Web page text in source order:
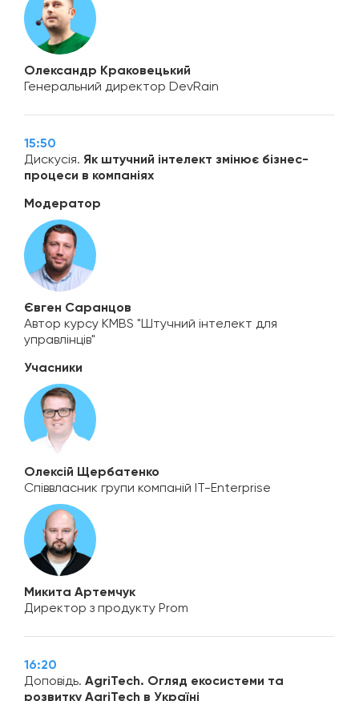
Олександр Краковецький
Генеральний директор DevRain
15:50
Дискусія. Як штучний інтелект змінює бізнес-
процеси в компаніях
Модератор
Євген Саранцов
Автор курсу KMBS "Штучний інтелект для
управлінців"
Учасники
Олексій Щербатенко
Співвласник групи компаній IT-Enterprise
Микита Артемчук
Директор з продукту Prom
16:20
Доповідь. AgriTech. Огляд екосистеми та
розвитку AgriTech в Україні